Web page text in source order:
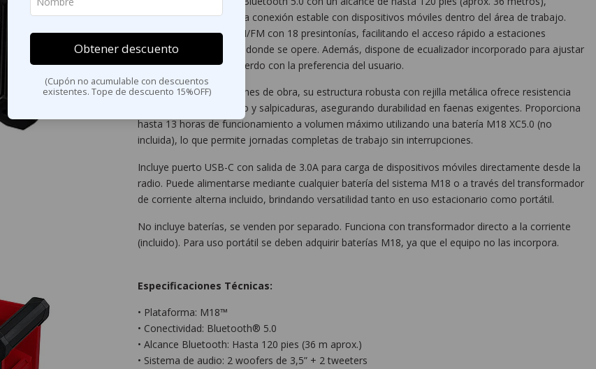
permitiendo mantener la conexión estable con dispositivos móviles dentro del área de trabajo.
Integra sintonizador AM/FM con 18 presintonías, facilitando el acceso rápido a estaciones
favoritas según la zona donde se opere. Además, dispone de ecualizador incorporado para ajustar
graves y agudos de acuerdo con la preferencia del usuario.
Diseñada para condiciones de obra, su estructura robusta con rejilla metálica ofrece resistencia
frente a impactos, polvo y salpicaduras, asegurando durabilidad en faenas exigentes. Proporciona
hasta 13 horas de funcionamiento a volumen máximo utilizando una batería M18 XC5.0 (no
incluida), lo que permite jornadas completas de trabajo sin interrupciones.
Incluye puerto USB-C con salida de 3.0A para carga de dispositivos móviles directamente desde la
radio. Puede alimentarse mediante cualquier batería del sistema M18 o a través del transformador
de corriente alterna incluido, brindando versatilidad tanto en uso estacionario como portátil.
No incluye baterías, se venden por separado. Funciona con transformador directo a la corriente
(incluido). Para uso portátil se deben adquirir baterías M18, ya que el equipo no las incorpora.
Especificaciones Técnicas:
• Plataforma: M18™
• Conectividad: Bluetooth® 5.0
• Alcance Bluetooth: Hasta 120 pies (36 m aprox.)
• Sistema de audio: 2 woofers de 3,5” + 2 tweeters
Obtener descuento
(Cupón no acumulable con descuentos
existentes. Tope de descuento 15%OFF)